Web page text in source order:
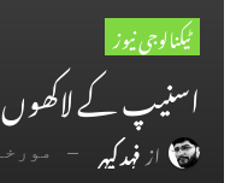
ٹیکنالوجی نیوز
اسنیپ کے لاکھوں
ازفہد کیہر